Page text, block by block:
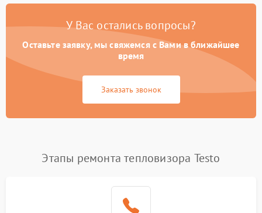
У Вас остались вопросы?
Оставьте заявку, мы свяжемся с Вами в ближайшее
время
Заказать звонок
Этапы ремонта тепловизора Testo